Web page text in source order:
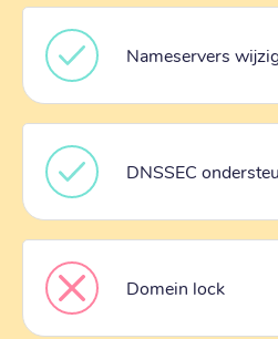
Nameservers
DNSSEC
Domein lock